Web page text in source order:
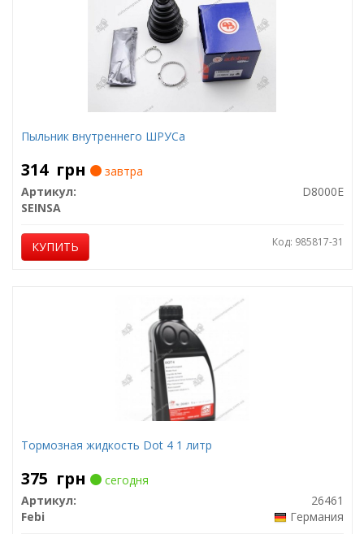
Пыльник внутреннего ШРУСа
314 грн
завтра
Артикул:
D8000E
SEINSA
КУПИТЬ Код: 985817-31
Тормозная жидкость Dot 4 1 литр
375 грн
сегодня
Артикул:
26461
Febi
Германия